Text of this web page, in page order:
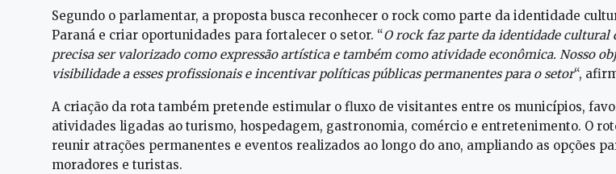
Segundo o parlamentar, a proposta busca reconhecer o rock como parte da identidade
Paraná e criar oportunidades para fortalecer o setor. “O rock faz parte da identidade cultural
precisa ser valorizado como expressão artística e também como atividade econômica. Nosso
visibilidade a esses profissionais e incentivar políticas públicas permanentes para o setor“,
A criação da rota também pretende estimular o fluxo de visitantes entre os municípios,
atividades ligadas ao turismo, hospedagem, gastronomia, comércio e entretenimento. O
reunir atrações permanentes e eventos realizados ao longo do ano, ampliando as opções
moradores e turistas.